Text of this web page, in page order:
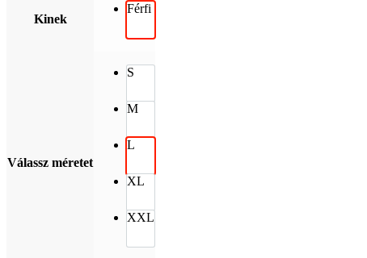
Kinek
Férfi
Válassz méretet
S
M
L
XL
XXL